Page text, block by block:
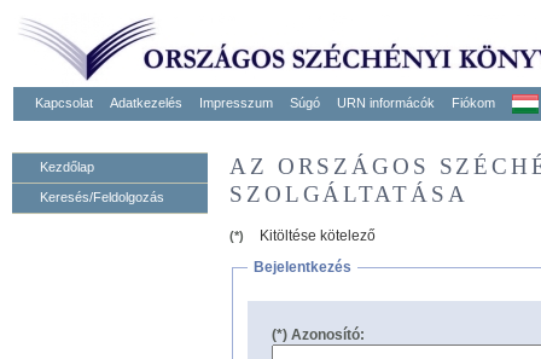
Kapcsolat Adatkezelés Impresszum Súgó URN informácók Fiókom
Kezdőlap
Keresés/Feldolgozás
AZ ORSZÁGOS
SZOLGÁLTATÁSA
(*)
Kitöltése kötelező
Bejelentkezés
(*) Azonosító: